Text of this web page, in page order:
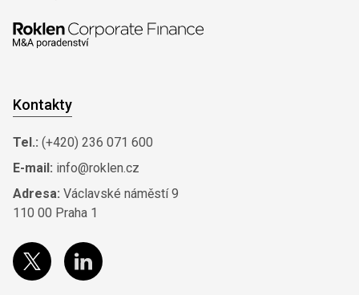
Kontakty
Tel.: (+420) 236 071 600
E-mail: info@roklen.cz
Adresa: Václavské náměstí 9
110 00 Praha 1